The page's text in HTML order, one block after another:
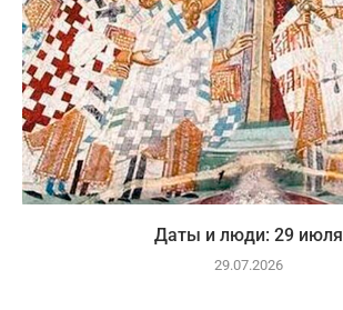
Даты и люди: 29 июля
29.07.2026